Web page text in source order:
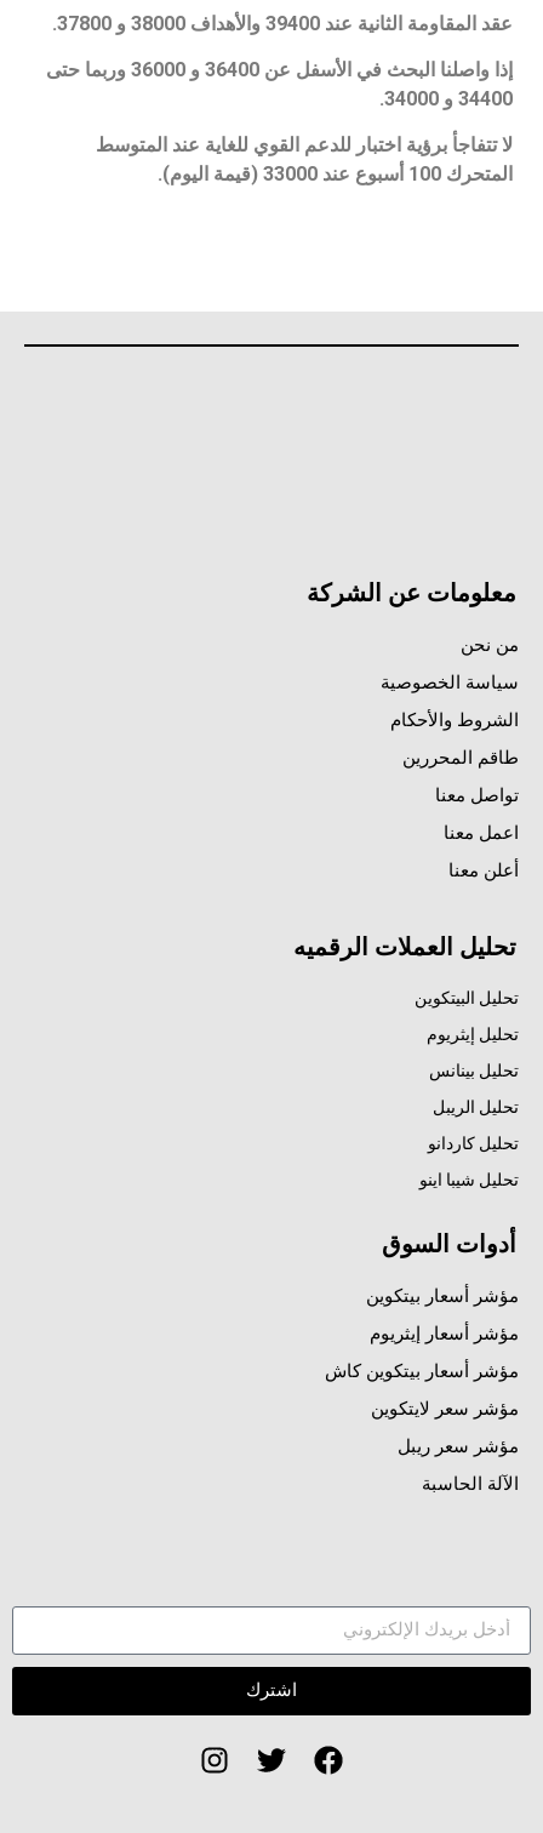
عقد المقاومة الثانية عند 39400 والأهداف 38000 و 37800.
إذا واصلنا البحث في الأسفل عن 36400 و 36000 وربما حتى
34400 و 34000.
لا تتفاجأ برؤية اختبار للدعم القوي للغاية عند المتوسط
المتحرك 100 أسبوع عند 33000 (قيمة اليوم).
معلومات عن الشركة
من نحن
سياسة الخصوصية
الشروط والأحكام
طاقم المحررين
تواصل معنا
اعمل معنا
أعلن معنا
تحليل العملات الرقميه
تحليل البيتكوين
تحليل إيثريوم
تحليل بينانس
تحليل الريبل
تحليل كاردانو
تحليل شيبا اينو
أدوات السوق
مؤشر أسعار بيتكوين
مؤشر أسعار إيثريوم
مؤشر أسعار بيتكوين كاش
مؤشر سعر لايتكوين
مؤشر سعر ريبل
الآلة الحاسبة
اشترك